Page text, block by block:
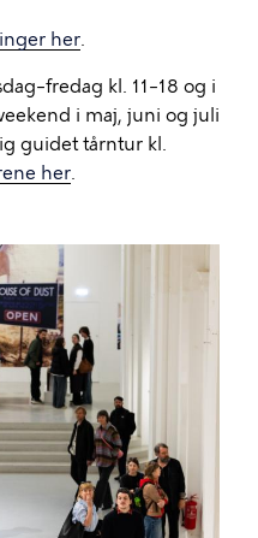
her.
kl. 11–18 og i
i maj, juni og juli
guidet tårntur kl.
her.